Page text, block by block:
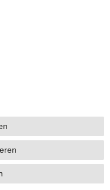
in unseren Shops und
vorbehalten.